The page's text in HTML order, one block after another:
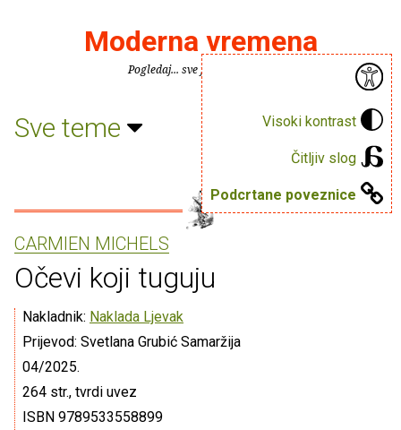
Visoki kontrast
Čitljiv slog
Podcrtane poveznice
Moderna vremena
Pogledaj... sve je puno knjiga.
Sve teme
CARMIEN MICHELS
Očevi koji tuguju
Nakladnik: Naklada Ljevak
Prijevod: Svetlana Grubić Samaržija
04/2025.
264 str., tvrdi uvez
ISBN 9789533558899